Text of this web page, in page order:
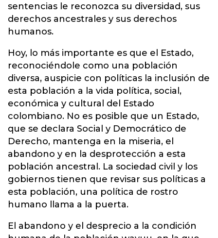
sentencias le reconozca su diversidad, sus
derechos ancestrales y sus derechos
humanos.
Hoy, lo más importante es que el Estado,
reconociéndole como una población
diversa, auspicie con políticas la inclusión de
esta población a la vida política, social,
económica y cultural del Estado
colombiano. No es posible que un Estado,
que se declara Social y Democrático de
Derecho, mantenga en la miseria, el
abandono y en la desprotección a esta
población ancestral. La sociedad civil y los
gobiernos tienen que revisar sus políticas a
esta población, una política de rostro
humano llama a la puerta.
El abandono y el desprecio a la condición